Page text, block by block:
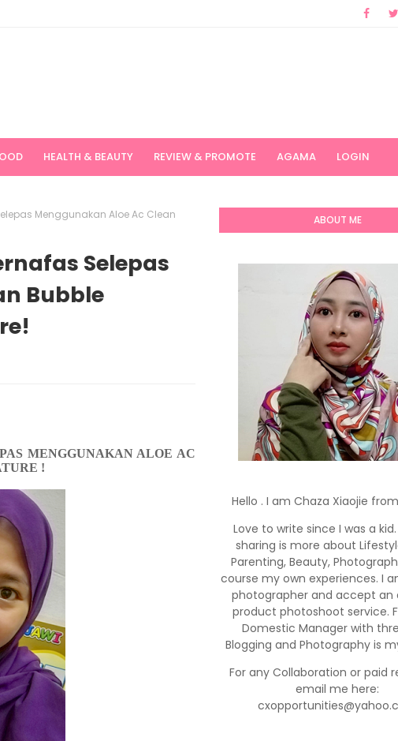
HEALTH & BEAUTY REVIEW & PROMOTE AGAMA LOGIN
Menggunakan Aloe Ac Clean
Selepas
Bubble
MENGGUNAKAN ALOE AC
!
ABOUT ME
Hello . I am Chaza Xiaojie
Love to write since I was a kid.
sharing is more about
Parenting, Beauty,
course my own experiences. I
photographer and accept
product photoshoot service.
Domestic Manager with
Blogging and Photography is
For any Collaboration or paid
email me here: